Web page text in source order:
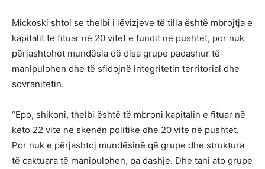
Mickoski shtoi se thelbi i lëvizjeve të tilla është mbrojtja e
kapitalit të fituar në 20 vitet e fundit në pushtet, por nuk
përjashtohet mundësia që disa grupe padashur të
manipulohen dhe të sfidojnë integritetin territorial dhe
sovranitetin.
“Epo, shikoni, thelbi është të mbroni kapitalin e fituar në
këto 22 vite në skenën politike dhe 20 vite në pushtet.
Por nuk e përjashtoj mundësinë që grupe dhe struktura
të caktuara të manipulohen, pa dashje. Dhe tani ato grupe